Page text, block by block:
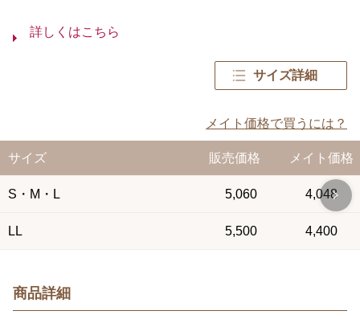
詳しくはこちら
サイズ詳細
メイト価格で買うには？
サイズ 販売価格 メイト価格
S・M・L 5,060 4,048
LL 5,500 4,400
商品詳細